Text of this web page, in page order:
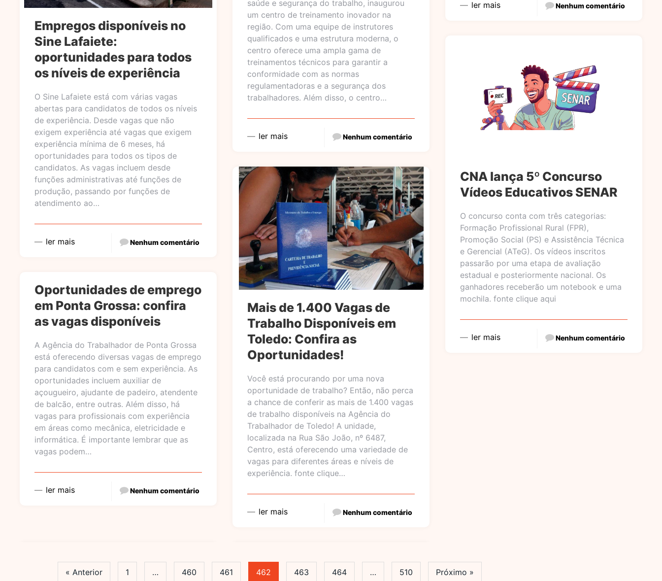
Empregos disponíveis no
Sine Lafaiete:
oportunidades para todos
os níveis de experiência
O Sine Lafaiete está com várias vagas
abertas para candidatos de todos os níveis
de experiência. Desde vagas que não
exigem experiência até vagas que exigem
experiência mínima de 6 meses, há
oportunidades para todos os tipos de
candidatos. As vagas incluem desde
funções administrativas até funções de
produção, passando por funções de
atendimento ao…
ler mais Nenhum comentário
Oportunidades de emprego
em Ponta Grossa: confira
as vagas disponíveis
A Agência do Trabalhador de Ponta Grossa
está oferecendo diversas vagas de emprego
para candidatos com e sem experiência. As
oportunidades incluem auxiliar de
açougueiro, ajudante de padeiro, atendente
de balcão, entre outras. Além disso, há
vagas para profissionais com experiência
em áreas como mecânica, eletricidade e
informática. É importante lembrar que as
vagas podem…
ler mais Nenhum comentário
saúde e segurança do trabalho, inaugurou
um centro de treinamento inovador na
região. Com uma equipe de instrutores
qualificados e uma estrutura moderna, o
centro oferece uma ampla gama de
treinamentos técnicos para garantir a
conformidade com as normas
regulamentadoras e a segurança dos
trabalhadores. Além disso, o centro…
ler mais Nenhum comentário
Mais de 1.400 Vagas de
Trabalho Disponíveis em
Toledo: Confira as
Oportunidades!
Você está procurando por uma nova
oportunidade de trabalho? Então, não perca
a chance de conferir as mais de 1.400 vagas
de trabalho disponíveis na Agência do
Trabalhador de Toledo! A unidade,
localizada na Rua São João, nº 6487,
Centro, está oferecendo uma variedade de
vagas para diferentes áreas e níveis de
experiência. fonte clique…
ler mais Nenhum comentário
ler mais Nenhum comentário
CNA lança 5º Concurso
Vídeos Educativos SENAR
O concurso conta com três categorias:
Formação Profissional Rural (FPR),
Promoção Social (PS) e Assistência Técnica
e Gerencial (ATeG). Os vídeos inscritos
passarão por uma etapa de avaliação
estadual e posteriormente nacional. Os
ganhadores receberão um notebook e uma
mochila. fonte clique aqui
ler mais Nenhum comentário
« Anterior 1 … 460 461 462 463 464 … 510 Próximo »